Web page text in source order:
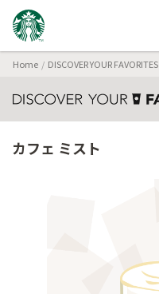
Home DISCOVER YOUR FAVORITES
カフェ ミスト